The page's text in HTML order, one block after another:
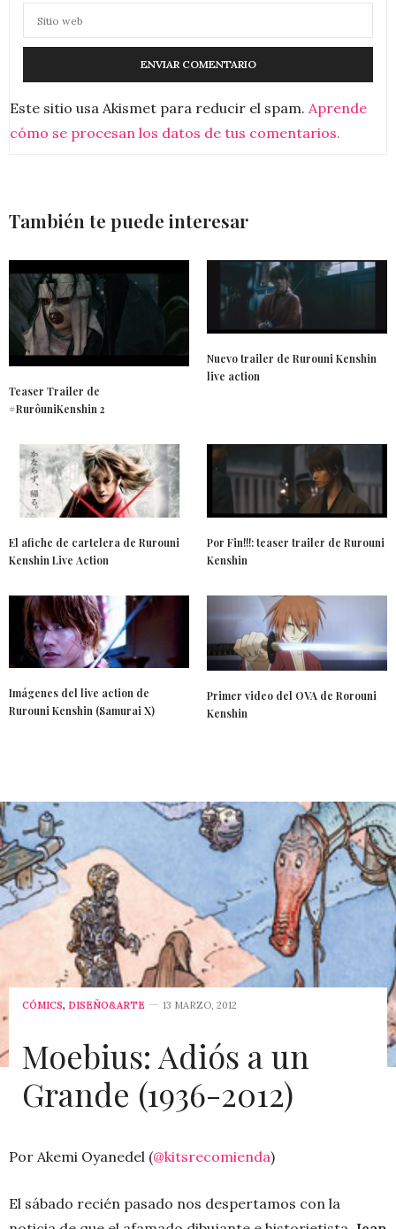
Este sitio usa Akismet para reducir el spam. Aprende
cómo se procesan los datos de tus comentarios.
También te puede interesar
Teaser Trailer de
#RurôuniKenshin 2
Nuevo trailer de Rurouni Kenshin
live action
El afiche de cartelera de Rurouni
Kenshin Live Action
Por Fin!!!: teaser trailer de Rurouni
Kenshin
Imágenes del live action de
Rurouni Kenshin (Samurai X)
Primer video del OVA de Rorouni
Kenshin
CÓMICS, DISEÑO&ARTE 13 MARZO, 2012
Moebius: Adiós a un
Grande (1936-2012)
Por Akemi Oyanedel (@kitsrecomienda)
El sábado recién pasado nos despertamos con la